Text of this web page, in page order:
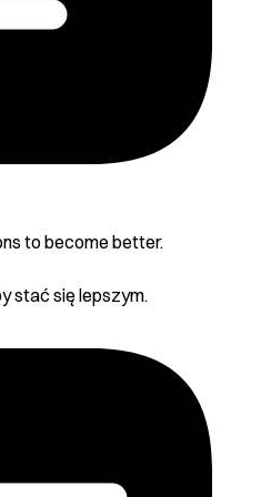
to become better.
stać się lepszym.